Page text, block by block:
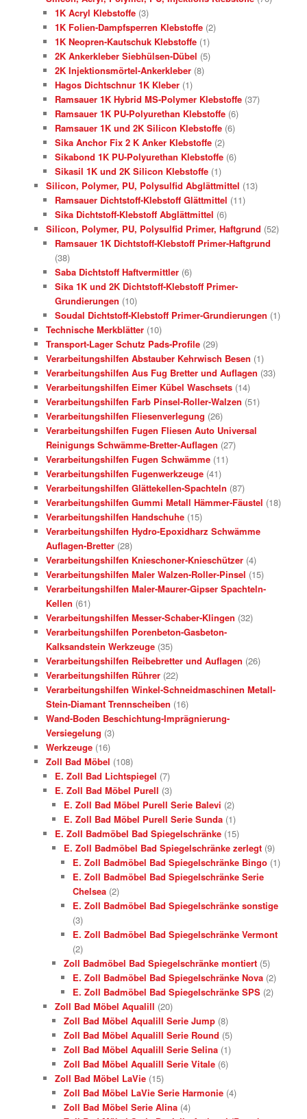
1K Acryl Klebstoffe (3)
1K Folien-Dampfsperren Klebstoffe (2)
1K Neopren-Kautschuk Klebstoffe (1)
2K Ankerkleber Siebhülsen-Dübel (5)
2K Injektionsmörtel-Ankerkleber (8)
Hagos Dichtschnur 1K Kleber (1)
Ramsauer 1K Hybrid MS-Polymer Klebstoffe (37)
Ramsauer 1K PU-Polyurethan Klebstoffe (6)
Ramsauer 1K und 2K Silicon Klebstoffe (6)
Sika Anchor Fix 2 K Anker Klebstoffe (2)
Sikabond 1K PU-Polyurethan Klebstoffe (6)
Sikasil 1K und 2K Silicon Klebstoffe (1)
Silicon, Polymer, PU, Polysulfid Abglättmittel (13)
Ramsauer Dichtstoff-Klebstoff Glättmittel (11)
Sika Dichtstoff-Klebstoff Abglättmittel (6)
Silicon, Polymer, PU, Polysulfid Primer, Haftgrund (52)
Ramsauer 1K Dichtstoff-Klebstoff Primer-Haftgrund
(38)
Saba Dichtstoff Haftvermittler (6)
Sika 1K und 2K Dichtstoff-Klebstoff Primer-
Grundierungen (10)
Soudal Dichtstoff-Klebstoff Primer-Grundierungen (1)
Technische Merkblätter (10)
Transport-Lager Schutz Pads-Profile (29)
Verarbeitungshilfen Abstauber Kehrwisch Besen (1)
Verarbeitungshilfen Aus Fug Bretter und Auflagen (33)
Verarbeitungshilfen Eimer Kübel Waschsets (14)
Verarbeitungshilfen Farb Pinsel-Roller-Walzen (51)
Verarbeitungshilfen Fliesenverlegung (26)
Verarbeitungshilfen Fugen Fliesen Auto Universal
Reinigungs Schwämme-Bretter-Auflagen (27)
Verarbeitungshilfen Fugen Schwämme (11)
Verarbeitungshilfen Fugenwerkzeuge (41)
Verarbeitungshilfen Glättekellen-Spachteln (87)
Verarbeitungshilfen Gummi Metall Hämmer-Fäustel (18)
Verarbeitungshilfen Handschuhe (15)
Verarbeitungshilfen Hydro-Epoxidharz Schwämme
Auflagen-Bretter (28)
Verarbeitungshilfen Knieschoner-Knieschützer (4)
Verarbeitungshilfen Maler Walzen-Roller-Pinsel (15)
Verarbeitungshilfen Maler-Maurer-Gipser Spachteln-
Kellen (61)
Verarbeitungshilfen Messer-Schaber-Klingen (32)
Verarbeitungshilfen Porenbeton-Gasbeton-
Kalksandstein Werkzeuge (35)
Verarbeitungshilfen Reibebretter und Auflagen (26)
Verarbeitungshilfen Rührer (22)
Verarbeitungshilfen Winkel-Schneidmaschinen Metall-
Stein-Diamant Trennscheiben (16)
Wand-Boden Beschichtung-Imprägnierung-
Versiegelung (3)
Werkzeuge (16)
Zoll Bad Möbel (108)
E. Zoll Bad Lichtspiegel (7)
E. Zoll Bad Möbel Purell (3)
E. Zoll Bad Möbel Purell Serie Balevi (2)
E. Zoll Bad Möbel Purell Serie Sunda (1)
E. Zoll Badmöbel Bad Spiegelschränke (15)
E. Zoll Badmöbel Bad Spiegelschränke zerlegt (9)
E. Zoll Badmöbel Bad Spiegelschränke Bingo (1)
E. Zoll Badmöbel Bad Spiegelschränke Serie
Chelsea (2)
E. Zoll Badmöbel Bad Spiegelschränke sonstige
(3)
E. Zoll Badmöbel Bad Spiegelschränke Vermont
(2)
Zoll Badmöbel Bad Spiegelschränke montiert (5)
E. Zoll Badmöbel Bad Spiegelschränke Nova (2)
E. Zoll Badmöbel Bad Spiegelschränke SPS (2)
Zoll Bad Möbel Aqualill (20)
Zoll Bad Möbel Aqualill Serie Jump (8)
Zoll Bad Möbel Aqualill Serie Round (5)
Zoll Bad Möbel Aqualill Serie Selina (1)
Zoll Bad Möbel Aqualill Serie Vitale (6)
Zoll Bad Möbel LaVie (15)
Zoll Bad Möbel LaVie Serie Harmonie (4)
Zoll Bad Möbel Serie Alina (4)